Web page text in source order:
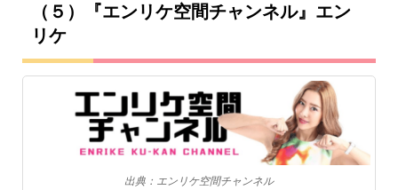
（５）『エンリケ空間チャンネル』エン
リケ
出典：エンリケ空間チャンネル